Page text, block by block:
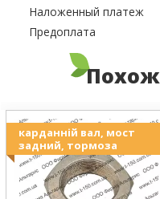
Наложенный платеж
Предоплата
карданній вал, мост
задний, тормоза